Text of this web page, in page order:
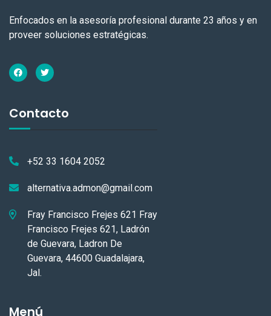
Enfocados en la asesoría profesional durante 23 años y en
proveer soluciones estratégicas.
Contacto
+52 33 1604 2052
alternativa.admon@gmail.com
Fray Francisco Frejes 621 Fray
Francisco Frejes 621, Ladrón
de Guevara, Ladron De
Guevara, 44600 Guadalajara,
Jal.
Menú